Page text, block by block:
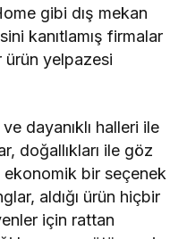
gibi dış mekan
kanıtlamış firmalar
ürün yelpazesi
dayanıklı halleri ile
doğallıkları ile göz
bir seçenek
aldığı ürün hiçbir
için rattan